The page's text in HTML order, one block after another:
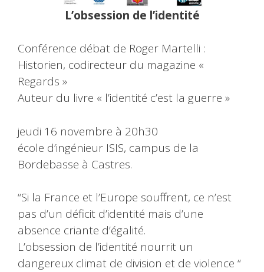
L’obsession de l’identité
Conférence débat de Roger Martelli :
Historien, codirecteur du magazine «
Regards »
Auteur du livre « l’identité c’est la guerre »
jeudi 16 novembre à 20h30
école d’ingénieur ISIS, campus de la
Bordebasse à Castres.
“Si la France et l’Europe souffrent, ce n’est
pas d’un déficit d’identité mais d’une
absence criante d’égalité.
L’obsession de l’identité nourrit un
dangereux climat de division et de violence “